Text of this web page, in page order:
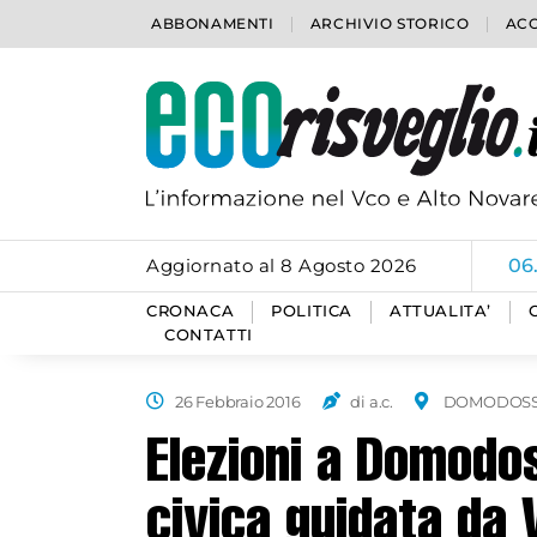
ABBONAMENTI ARCHIVIO STORICO
Aggiornato al 8 Agosto 2026
CRONACA POLITICA ATTUALITA’
CONTATTI
26 Febbraio 2016 di a.c.
Elezioni a